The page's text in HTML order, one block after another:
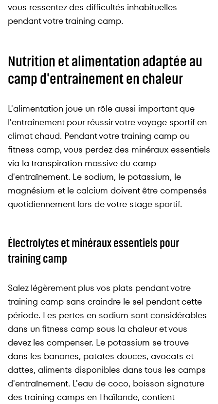
vous ressentez des difficultés inhabituelles
pendant votre training camp.
Nutrition et alimentation adaptée au
camp d'entraînement en chaleur
L'alimentation joue un rôle aussi important que
l'entraînement pour réussir votre voyage sportif en
climat chaud. Pendant votre training camp ou
fitness camp, vous perdez des minéraux essentiels
via la transpiration massive du camp
d'entraînement. Le sodium, le potassium, le
magnésium et le calcium doivent être compensés
quotidiennement lors de votre stage sportif.
Électrolytes et minéraux essentiels pour
training camp
Salez légèrement plus vos plats pendant votre
training camp sans craindre le sel pendant cette
période. Les pertes en sodium sont considérables
dans un fitness camp sous la chaleur et vous
devez les compenser. Le potassium se trouve
dans les bananes, patates douces, avocats et
dattes, aliments disponibles dans tous les camps
d'entraînement. L'eau de coco, boisson signature
des training camps en Thaïlande, contient